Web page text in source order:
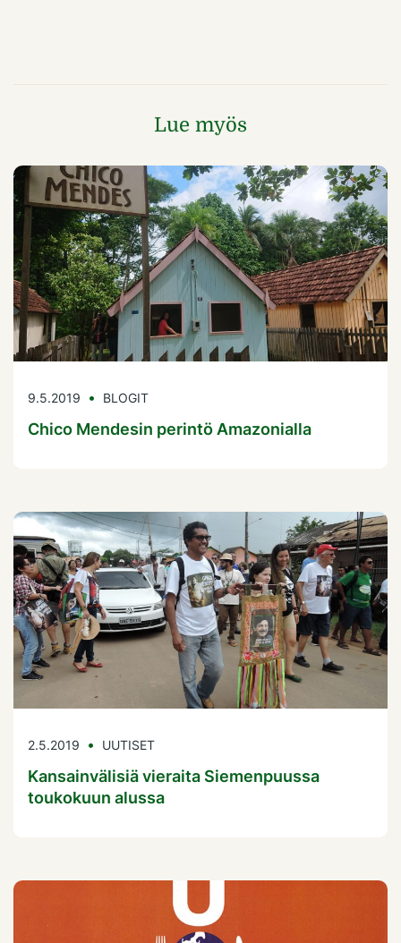
Lue myös
9.5.2019 BLOGIT
Chico Mendesin perintö Amazonialla
2.5.2019 UUTISET
Kansainvälisiä vieraita Siemenpuussa
toukokuun alussa